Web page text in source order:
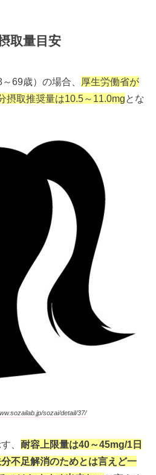
取量目安
69歳）の場合、 厚生労働省が
摂取推奨量は10.5～11.0mgとな
sozai/detail/37/
、耐容上限量は40～45mg/1日
不足解消のためとは言えど一